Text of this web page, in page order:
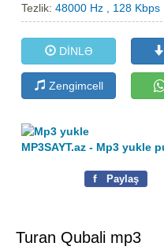
Tezlik:48000 Hz , 128 Kbps
DİNLƏ
Zengimcell
MP3SAYT.az - Mp3 yukle
f Paylaş
Turan Qubali mp3